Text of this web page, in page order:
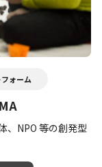
ォーム
、NPO 等の創発型